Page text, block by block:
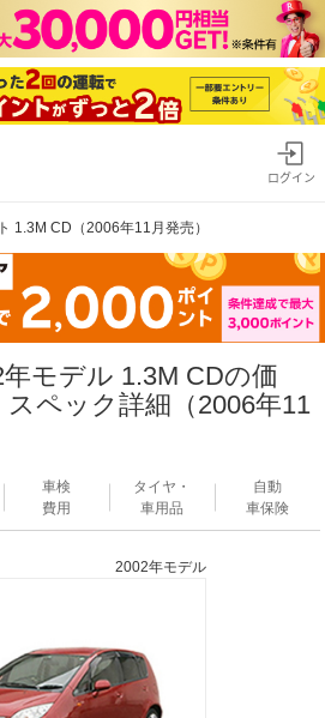
ログイン
1.3M CD（2006年11月発売）
モデル 1.3M CDの価
ペック詳細（2006年11
車検
費用
タイヤ・
車用品
自動
車保険
2002年モデル